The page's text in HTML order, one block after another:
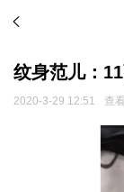
纹身范儿：
2020-3-29 12:51 查